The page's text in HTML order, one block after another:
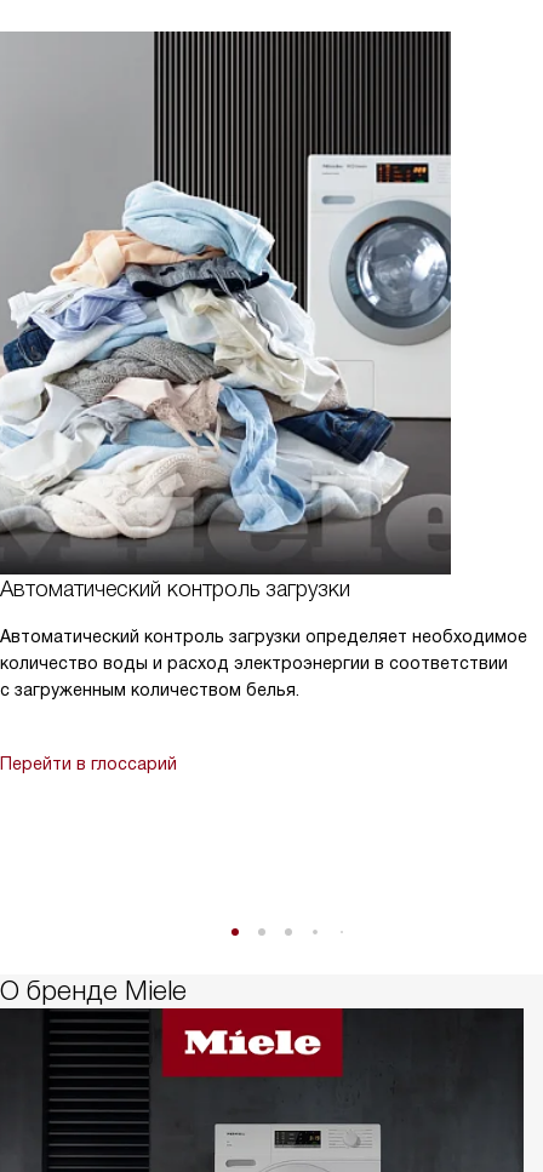
Автоматический контроль загрузки
Автоматический контроль загрузки определяет необходимое
количество воды и расход электроэнергии в соответствии
с загруженным количеством белья.
Перейти в глоссарий
О бренде Miele